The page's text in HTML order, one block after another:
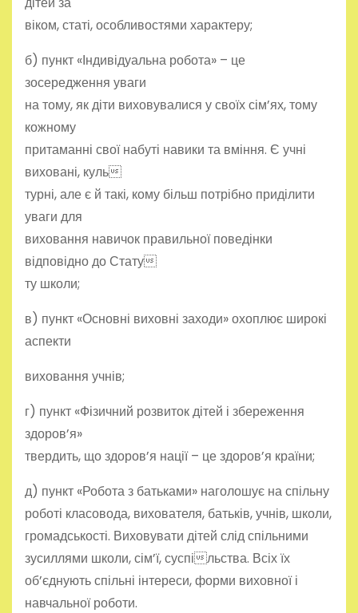
віком, статі, особливостями характеру;
б) пункт «Індивідуальна робота» – це
зосередження уваги
на тому, як діти виховувалися у своїх сім’ях, тому
кожному
притаманні свої набуті навики та вміння. Є учні
виховані, куль
турні, але є й такі, кому більш потрібно приділити
уваги для
виховання навичок правильної поведінки
відповідно до Стату
ту школи;
в) пункт «Основні виховні заходи» охоплює широкі
аспекти
виховання учнів;
г) пункт «Фізичний розвиток дітей і збереження
здоров’я»
твердить, що здоров’я нації – це здоров’я країни;
д) пункт «Робота з батьками» наголошує на спільну
роботі класовода, вихователя, батьків, учнів, школи,
громадськості. Виховувати дітей слід спільними
зусиллями школи, сім’ї, суспільства. Всіх їх
об’єднують спільні інтереси, форми виховної і
навчальної роботи.